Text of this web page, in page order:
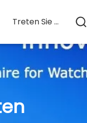
Treten Sie Mit Uns In Verbindung